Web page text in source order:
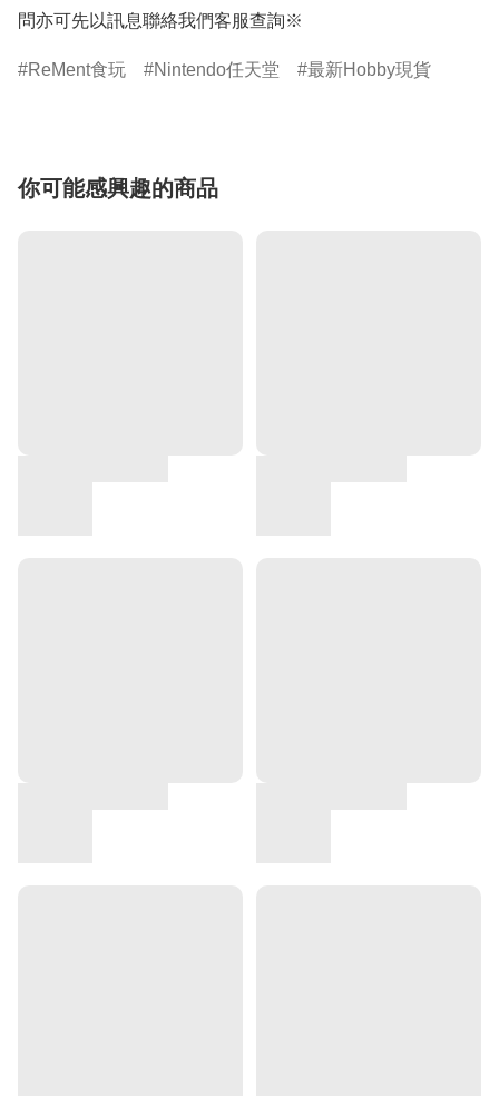
問亦可先以訊息聯絡我們客服查詢※
ReMent食玩 Nintendo任天堂 最新Hobby現貨
你可能感興趣的商品